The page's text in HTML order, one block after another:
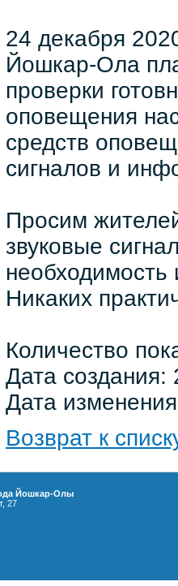
24 декабря
Йошкар-Ола
проверки
оповещения
средств
сигналов и
Просим
звуковые
необходимость
Никаких
Количество
Дата
Дата
Возврат к
Йошкар-Олы
27